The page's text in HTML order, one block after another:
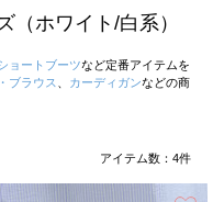
（ホワイト/白系）
ョートブーツなど定番アイテムを
ブラウス カーディガンなどの商
アイテム数： 4件
り